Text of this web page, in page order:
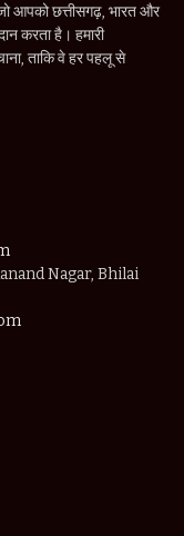
आपको छत्तीसगढ़, भारत और
करता है। हमारी
ताकि वे हर पहलू से
Nagar, Bhilai